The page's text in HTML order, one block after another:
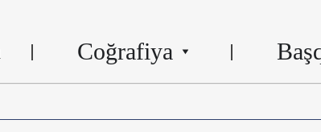
Coğrafiya